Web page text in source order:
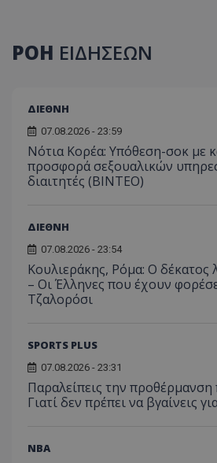
ΡΟΗ ΕΙΔΗΣΕΩΝ
ΔΙΕΘΝΗ
07.08.2026 - 23:59
Νότια Κορέα: Υπόθεση-σοκ με
προσφορά σεξουαλικών
διαιτητές (BINTEO)
ΔΙΕΘΝΗ
07.08.2026 - 23:54
Κουλιεράκης, Ρόμα: Ο δέκατος
– Οι Έλληνες που έχουν
Τζαλορόσι
SPORTS PLUS
07.08.2026 - 23:31
Παραλείπεις την προθέρμανση
Γιατί δεν πρέπει να βγαίνεις
NBA